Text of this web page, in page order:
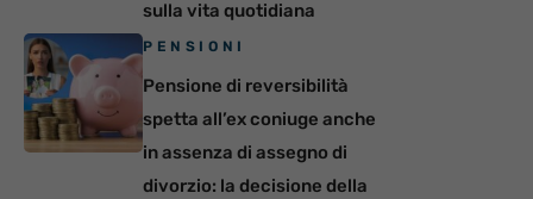
sulla vita quotidiana
PENSIONI
Pensione di reversibilità
spetta all’ex coniuge anche
in assenza di assegno di
divorzio: la decisione della